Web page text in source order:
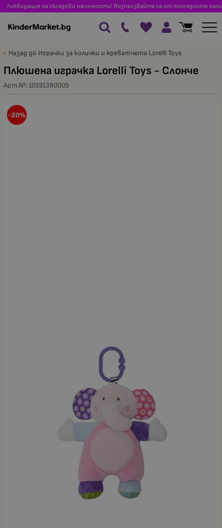
Ликвидация на складови наличности! Възползвайте се от последните
Назад до Играчки за колички и креватчета Lorelli Toys
Плюшена играчка Lorelli Toys - Слонче
Арт.№:10191380005
-20%